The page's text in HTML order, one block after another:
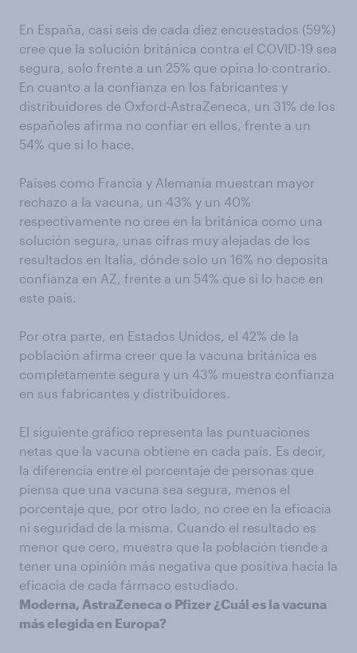
En España, casi seis de cada diez encuestados (59%)
cree que la solución británica contra el COVID-19 sea
segura, solo frente a un 25% que opina lo contrario.
En cuanto a la confianza en los fabricantes y
distribuidores de Oxford-AstraZeneca, un 31% de los
españoles afirma no confiar en ellos, frente a un
54% que si lo hace.
Países como Francia y Alemania muestran mayor
rechazo a la vacuna, un 43% y un 40%
respectivamente no cree en la británica como una
solución segura, unas cifras muy alejadas de los
resultados en Italia, dónde solo un 16% no deposita
confianza en AZ, frente a un 54% que si lo hace en
este país.
Por otra parte, en Estados Unidos, el 42% de la
población afirma creer que la vacuna británica es
completamente segura y un 43% muestra confianza
en sus fabricantes y distribuidores.
El siguiente gráfico representa las puntuaciones
netas que la vacuna obtiene en cada país. Es decir,
la diferencia entre el porcentaje de personas que
piensa que una vacuna sea segura, menos el
porcentaje que, por otro lado, no cree en la eficacia
ni seguridad de la misma. Cuando el resultado es
menor que cero, muestra que la población tiende a
tener una opinión más negativa que positiva hacia la
eficacia de cada fármaco estudiado.
Moderna, AstraZeneca o Pfizer ¿Cuál es la vacuna
más elegida en Europa?